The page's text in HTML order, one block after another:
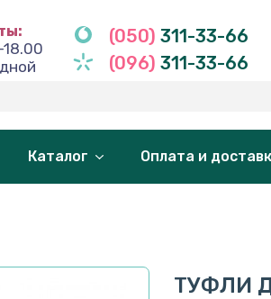
(050) 311-33-66
(096) 311-33-66
Каталог Оплата и
ТУФЛИ